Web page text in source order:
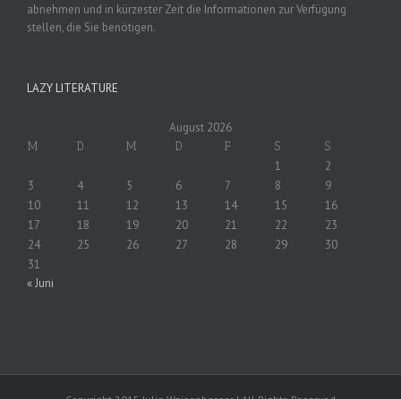
abnehmen und in kürzester Zeit die Informationen zur Verfügung
stellen, die Sie benötigen.
LAZY LITERATURE
August 2026
M D M D F S S
1
2
3
4 5 6 7 8
9
10
11 12 13 14 15
16
17
18 19 20 21 22
23
24
25 26 27 28 29
30
31
« Juni